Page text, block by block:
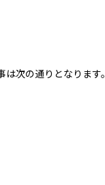
次の通りとなります。